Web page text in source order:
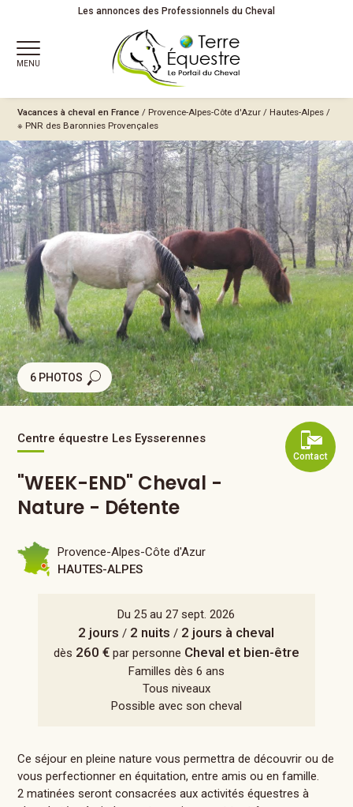
Les annonces des Professionnels du Cheval
MENU
Vacances à cheval en France / Provence-Alpes-Côte d'Azur / Hautes-Alpes /
※ PNR des Baronnies Provençales
6 PHOTOS
Contact
Centre équestre Les Eysserennes
"WEEK-END" Cheval -
Nature - Détente
Du 25 au 27 sept. 2026
2 jours / 2 nuits / 2 jours à cheval
dès 260 €par personne Cheval et bien-être
Familles dès 6 ans
Tous niveaux
Possible avec son cheval
Provence-Alpes-Côte d'Azur
HAUTES-ALPES
Ce séjour en pleine nature vous permettra de découvrir ou de
vous perfectionner en équitation, entre amis ou en famille.
2 matinées seront consacrées aux activités équestres à